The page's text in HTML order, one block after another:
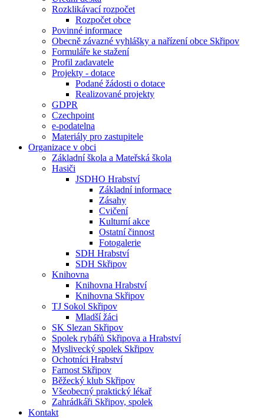
Rozklikávací rozpočet
Rozpočet obce
Povinné informace
Obecně závazné vyhlášky a nařízení obce Skřipov
Formuláře ke stažení
Profil zadavatele
Projekty - dotace
Podané žádosti o dotace
Realizované projekty
GDPR
Czechpoint
e-podatelna
Materiály pro zastupitele
Organizace v obci
Základní škola a Mateřská škola
Hasiči
JSDHO Hrabství
Základní informace
Zásahy
Cvičení
Kulturní akce
Ostatní činnost
Fotogalerie
SDH Hrabství
SDH Skřipov
Knihovna
Knihovna Hrabství
Knihovna Skřipov
TJ Sokol Skřipov
Mladší žáci
SK Slezan Skřipov
Spolek rybářů Skřipova a Hrabství
Myslivecký spolek Skřipov
Ochotníci Hrabství
Farnost Skřipov
Běžecký klub Skřipov
Všeobecný praktický lékař
Zahrádkáři Skřipov, spolek
Kontakt